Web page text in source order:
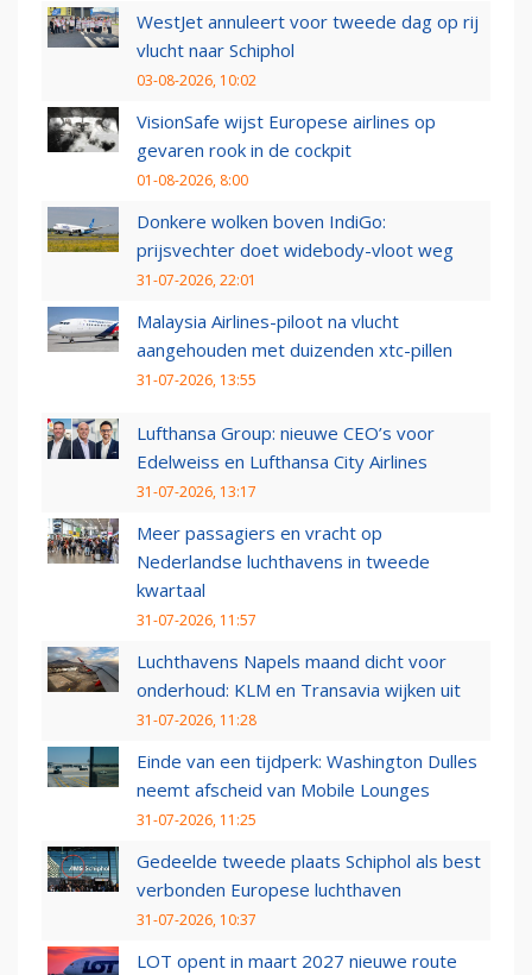
WestJet annuleert voor tweede dag op rij
vlucht naar Schiphol
03-08-2026, 10:02
VisionSafe wijst Europese airlines op
gevaren rook in de cockpit
01-08-2026, 8:00
Donkere wolken boven IndiGo:
prijsvechter doet widebody-vloot weg
31-07-2026, 22:01
Malaysia Airlines-piloot na vlucht
aangehouden met duizenden xtc-pillen
31-07-2026, 13:55
Lufthansa Group: nieuwe CEO’s voor
Edelweiss en Lufthansa City Airlines
31-07-2026, 13:17
Meer passagiers en vracht op
Nederlandse luchthavens in tweede
kwartaal
31-07-2026, 11:57
Luchthavens Napels maand dicht voor
onderhoud: KLM en Transavia wijken uit
31-07-2026, 11:28
Einde van een tijdperk: Washington Dulles
neemt afscheid van Mobile Lounges
31-07-2026, 11:25
Gedeelde tweede plaats Schiphol als best
verbonden Europese luchthaven
31-07-2026, 10:37
LOT opent in maart 2027 nieuwe route